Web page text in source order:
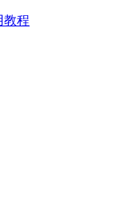
教程